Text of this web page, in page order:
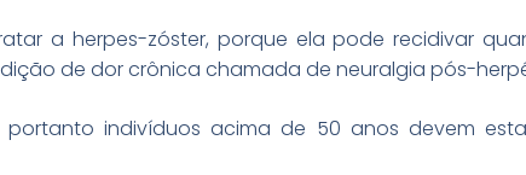
a herpes-zóster, porque ela pode recidivar
de dor crônica chamada de neuralgia pós-
indivíduos acima de 50 anos devem